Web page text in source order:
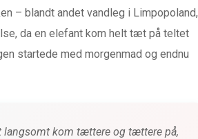
– blandt andet vandleg i Limpopoland,
da en elefant kom helt tæt på teltet
startede med morgenmad og endnu
langsomt kom tættere og tættere på,
TEST af Baby Jogger City
Tour 2